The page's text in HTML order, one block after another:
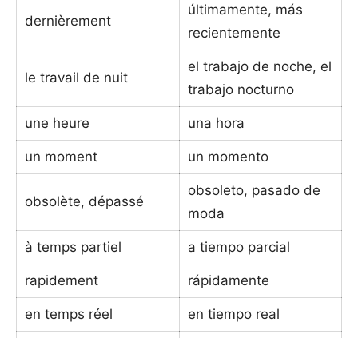
dernièrement
últimamente, más
recientemente
le travail de nuit
el trabajo de noche, el
trabajo nocturno
une heure una hora
un moment un momento
obsolète, dépassé
obsoleto, pasado de
moda
à temps partiel a tiempo parcial
rapidement rápidamente
en temps réel en tiempo real